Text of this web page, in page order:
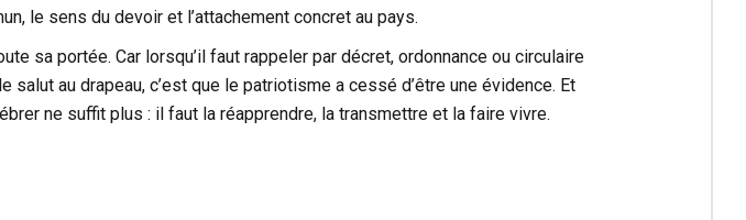
le sens du devoir et l’attachement concret au pays.
sa portée. Car lorsqu’il faut rappeler par décret, ordonnance ou circulaire
salut au drapeau, c’est que le patriotisme a cessé d’être une évidence. Et
ne suffit plus : il faut la réapprendre, la transmettre et la faire vivre.